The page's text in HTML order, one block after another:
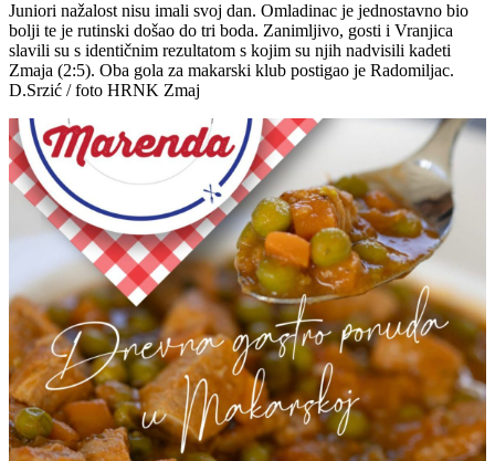
Juniori nažalost nisu imali svoj dan. Omladinac je jednostavno bio
bolji te je rutinski došao do tri boda. Zanimljivo, gosti i Vranjica
slavili su s identičnim rezultatom s kojim su njih nadvisili kadeti
Zmaja (2:5). Oba gola za makarski klub postigao je Radomiljac.
D.Srzić / foto HRNK Zmaj